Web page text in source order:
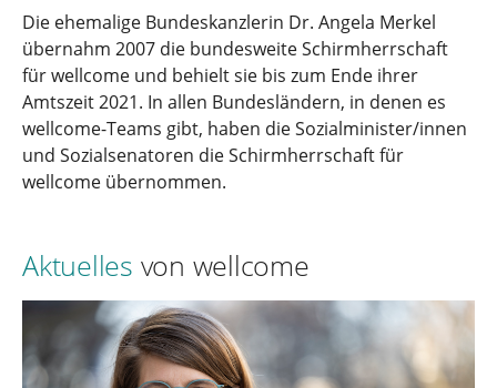
Die ehemalige Bundeskanzlerin Dr. Angela Merkel
übernahm 2007 die bundesweite Schirmherrschaft
für wellcome und behielt sie bis zum Ende ihrer
Amtszeit 2021. In allen Bundesländern, in denen es
wellcome-Teams gibt, haben die Sozialminister/innen
und Sozialsenatoren die Schirmherrschaft für
wellcome übernommen.
Aktuelles von wellcome